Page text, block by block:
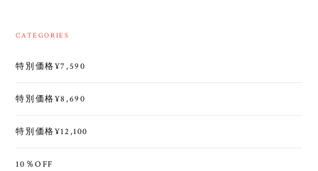
CATEGORIES
特別価格¥7,590
特別価格¥8,690
特別価格¥12,100
10％OFF